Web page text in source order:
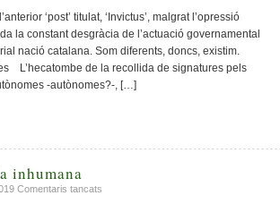
mediocritat
patetisme
d’utilitzar
Catalunya
com
arma
electoral
‘post’ titulat, ‘Invictus’, malgrat l’opressió
la constant desgràcia de l’actuació governamental
nació catalana. Som diferents, doncs, existim.
L’hecatombe de la recollida de signatures pels
-autònomes?-, […]
inhumana
Comentaris tancats